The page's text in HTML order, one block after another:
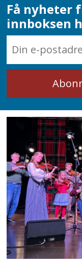
Få nyheter
innboksen